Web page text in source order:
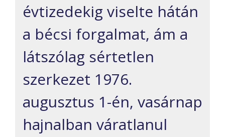
évtizedekig viselte hátán
a bécsi forgalmat, ám a
látszólag sértetlen
szerkezet 1976.
augusztus 1-én, vasárnap
hajnalban váratlanul